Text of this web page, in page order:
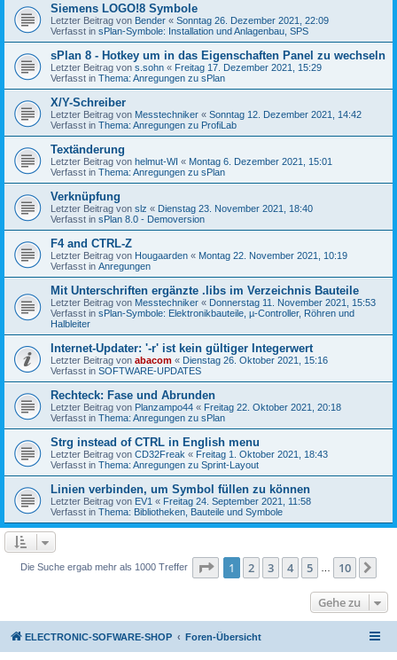
Siemens LOGO!8 Symbole
Letzter Beitrag von Bender « Sonntag 26. Dezember 2021, 22:09
Verfasst in sPlan-Symbole: Installation und Anlagenbau, SPS
sPlan 8 - Hotkey um in das Eigenschaften Panel zu wechseln
Letzter Beitrag von s.sohn « Freitag 17. Dezember 2021, 15:29
Verfasst in Thema: Anregungen zu sPlan
X/Y-Schreiber
Letzter Beitrag von Messtechniker « Sonntag 12. Dezember 2021, 14:42
Verfasst in Thema: Anregungen zu ProfiLab
Textänderung
Letzter Beitrag von helmut-WI « Montag 6. Dezember 2021, 15:01
Verfasst in Thema: Anregungen zu sPlan
Verknüpfung
Letzter Beitrag von slz « Dienstag 23. November 2021, 18:40
Verfasst in sPlan 8.0 - Demoversion
F4 and CTRL-Z
Letzter Beitrag von Hougaarden « Montag 22. November 2021, 10:19
Verfasst in Anregungen
Mit Unterschriften ergänzte .libs im Verzeichnis Bauteile
Letzter Beitrag von Messtechniker « Donnerstag 11. November 2021, 15:53
Verfasst in sPlan-Symbole: Elektronikbauteile, µ-Controller, Röhren und
Halbleiter
Internet-Updater: '-r' ist kein gültiger Integerwert
Letzter Beitrag von abacom « Dienstag 26. Oktober 2021, 15:16
Verfasst in SOFTWARE-UPDATES
Rechteck: Fase und Abrunden
Letzter Beitrag von Planzampo44 « Freitag 22. Oktober 2021, 20:18
Verfasst in Thema: Anregungen zu sPlan
Strg instead of CTRL in English menu
Letzter Beitrag von CD32Freak « Freitag 1. Oktober 2021, 18:43
Verfasst in Thema: Anregungen zu Sprint-Layout
Linien verbinden, um Symbol füllen zu können
Letzter Beitrag von EV1 « Freitag 24. September 2021, 11:58
Verfasst in Thema: Bibliotheken, Bauteile und Symbole
Die Suche ergab mehr als 1000 Treffer Seite 1von 10
1 2 3 4 5 10
Gehe zu
ELECTRONIC-SOFWARE-SHOP Foren-Übersicht